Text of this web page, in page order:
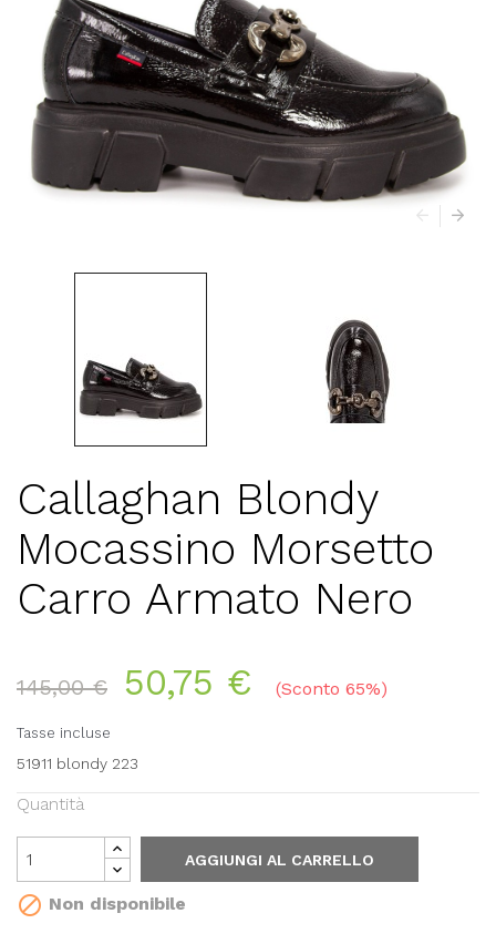
Callaghan Blondy
Mocassino Morsetto
Carro Armato Nero
145,00 € 50,75 € Sconto 65%
Tasse incluse
51911 blondy 223
Quantità
AGGIUNGI AL CARRELLO
 Non disponibile